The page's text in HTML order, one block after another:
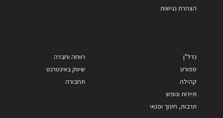
הצהרת נגישות
נדל"ן
ספורט
קהילה
תיירות ונופש
תרבות, חינוך ופנאי
רווחה וחברה
שיווק באינטרנט
תחבורה